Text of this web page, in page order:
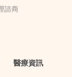
諮商
醫療資訊